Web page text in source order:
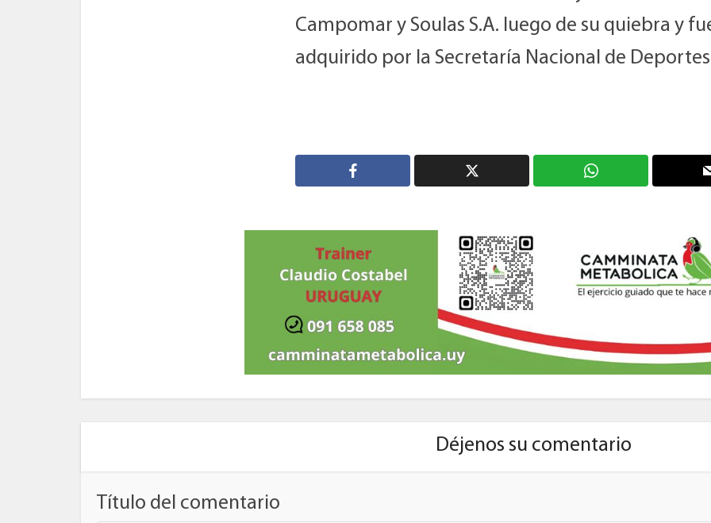
Campomar y Soulas S.A. luego de su quiebra y
adquirido por la Secretaría Nacional de
Déjenos su comentario
Título del comentario